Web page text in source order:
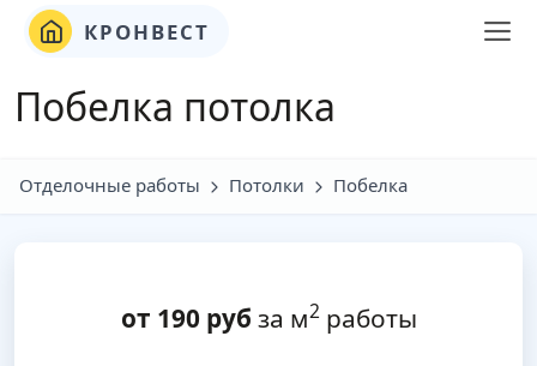
КРОНВЕСТ
Побелка потолка
Отделочные работы Потолки Побелка
от 190руб за м2работы